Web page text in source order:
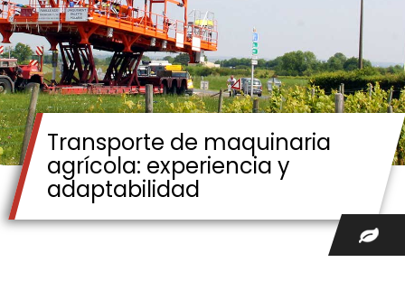
Transporte de maquinaria
agrícola: experiencia y
adaptabilidad